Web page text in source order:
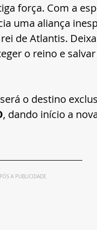
força. Com a
uma aliança
de Atlantis.
o reino e
será o destino
, dando início a
A PUBLICIDADE